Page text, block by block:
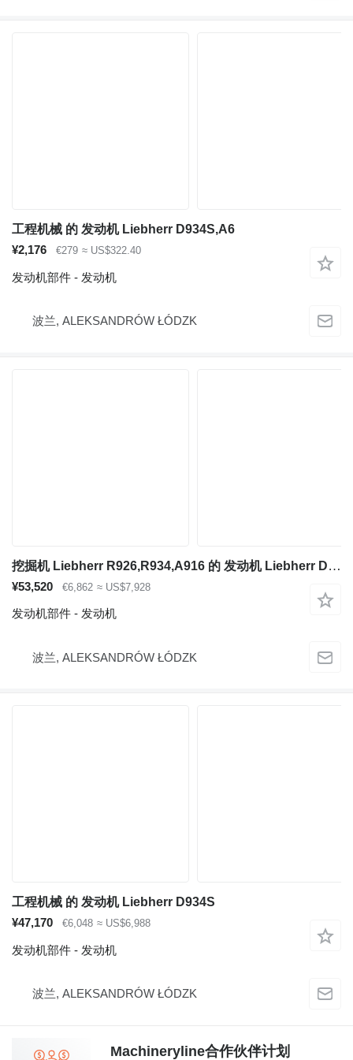
工程机械 的 发动机 Liebherr D934S,A6
¥2,176
€279 ≈ US$322.40
发动机部件 - 发动机
波兰, ALEKSANDRÓW ŁÓDZK
挖掘机 Liebherr R926,R934,A916 的 发动机 Liebherr D934
¥53,520 €6,862 ≈ US$7,928
发动机部件 - 发动机
波兰, ALEKSANDRÓW ŁÓDZK
工程机械 的 发动机 Liebherr D934S
¥47,170
€6,048 ≈ US$6,988
发动机部件 - 发动机
波兰, ALEKSANDRÓW ŁÓDZK
Machineryline合作伙伴计划